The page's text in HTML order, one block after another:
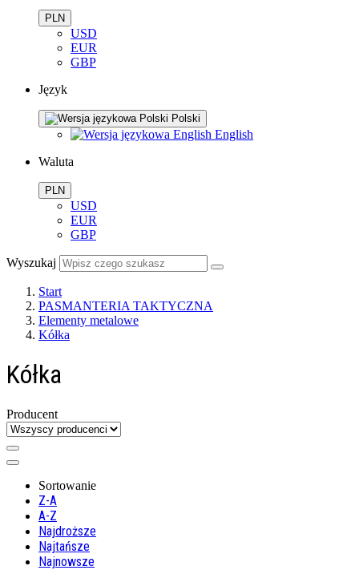
PLN
USD
EUR
GBP
Język
Polski
English
Waluta
PLN
USD
EUR
GBP
Wyszukaj
Start
PASMANTERIA TAKTYCZNA
Elementy metalowe
Kółka
Kółka
Producent
Sortowanie
Z-A
A-Z
Najdroższe
Najtańsze
Najnowsze